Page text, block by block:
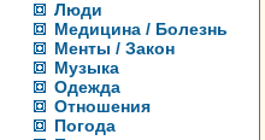
Люди
Медицина / Болезнь
Менты / Закон
Музыка
Одежда
Отношения
Погода